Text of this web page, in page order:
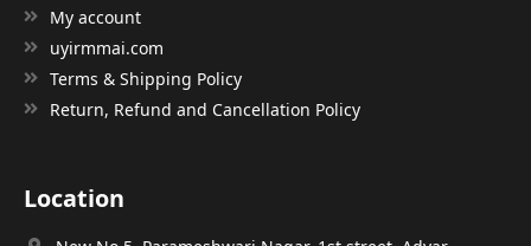
My account
uyirmmai.com
Terms & Shipping Policy
Return, Refund and Cancellation Policy
Location